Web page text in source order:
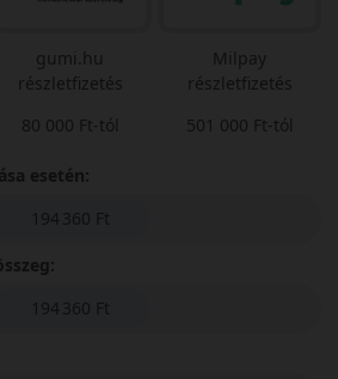
gumi.hu
részletfizetés
80 000 Ft-tól
Milpay
részletfizetés
501 000 Ft-tól
esetén:
194 360 Ft
194 360 Ft